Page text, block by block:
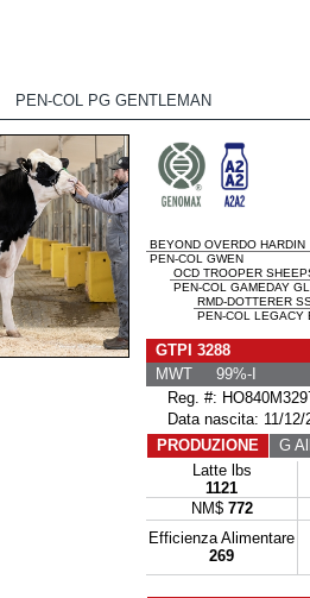
PEN-COL PG GENTLEMAN
BEYOND OVERDO HARDIN
PEN-COL GWEN
OCD TROOPER
PEN-COL GAMEDAY
RMD-DOTTERER
PEN-COL LEGACY
GTPI 3288
MWT 99%-I
Reg. #:
Data nascita: 11/12/
PRODUZIONE
G
Latte lbs
1121
NM$ 772
Efficienza Alimentare
269